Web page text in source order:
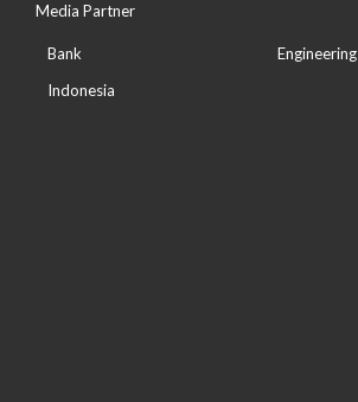
Media Partner
Bank
Indonesia
Engineering